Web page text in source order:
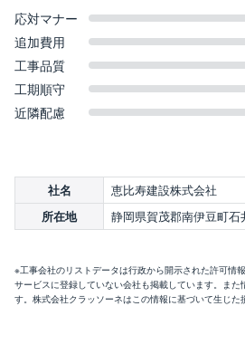
応対マナー
追加費用
工事品質
工期順守
近隣配慮
社名 恵比寿建設株式会社
所在地 静岡県賀茂郡南伊豆町石
※工事会社のリストデータは行政から開示された許可情
サービスに登録していない会社も掲載しています。また
す。株式会社クラッソーネはこの情報に基づいて生じた